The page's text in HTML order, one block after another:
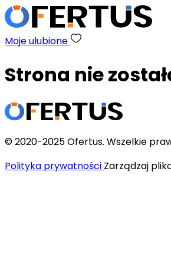
Moje ulubione
Strona nie
© 2020-2025 Ofertus. Wszelkie
Polityka prywatności Zarządzaj